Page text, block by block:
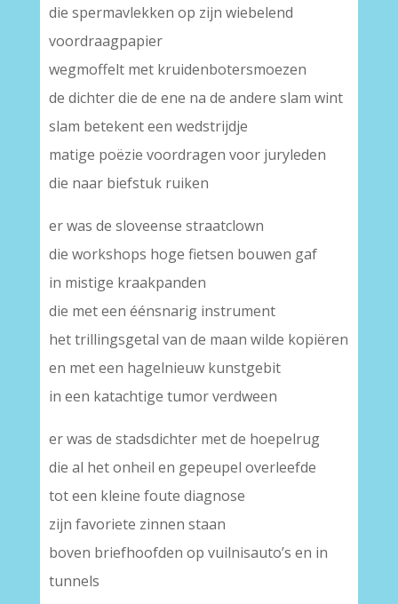
die spermavlekken op zijn wiebelend
voordraagpapier
wegmoffelt met kruidenbotersmoezen
de dichter die de ene na de andere slam wint
slam betekent een wedstrijdje
matige poëzie voordragen voor juryleden
die naar biefstuk ruiken
er was de sloveense straatclown
die workshops hoge fietsen bouwen gaf
in mistige kraakpanden
die met een éénsnarig instrument
het trillingsgetal van de maan wilde kopiëren
en met een hagelnieuw kunstgebit
in een katachtige tumor verdween
er was de stadsdichter met de hoepelrug
die al het onheil en gepeupel overleefde
tot een kleine foute diagnose
zijn favoriete zinnen staan
boven briefhoofden op vuilnisauto’s en in
tunnels